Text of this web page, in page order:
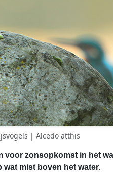
| Alcedo atthis
voor zonsopkomst in het
mist boven het water.